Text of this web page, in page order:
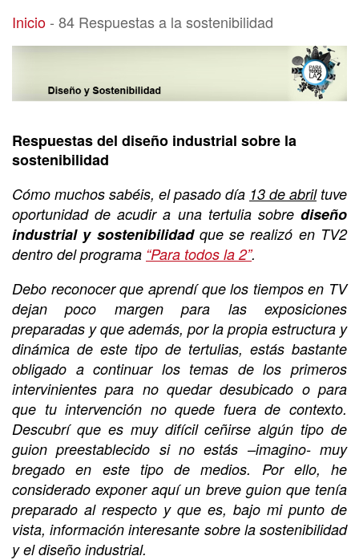
84 Respuestas a la sostenibilidad
Inicio- 84 Respuestas a la sostenibilidad
Respuestas del diseño industrial sobre la
sostenibilidad
Cómo muchos sabéis, el pasado día 13 de abriltuve
oportunidad de acudir a una tertulia sobre diseño
industrial y sostenibilidadque se realizó en TV2
dentro del programa “Para todos la 2”.
Debo reconocer que aprendí que los tiempos en TV
dejan poco margen para las exposiciones
preparadas y que además, por la propia estructura y
dinámica de este tipo de tertulias, estás bastante
obligado a continuar los temas de los primeros
intervinientes para no quedar desubicado o para
que tu intervención no quede fuera de contexto.
Descubrí que es muy difícil ceñirse algún tipo de
guion preestablecido si no estás –imagino- muy
bregado en este tipo de medios. Por ello, he
considerado exponer aquí un breve guion que tenía
preparado al respecto y que es, bajo mi punto de
vista, información interesante sobre la sostenibilidad
y el diseño industrial.